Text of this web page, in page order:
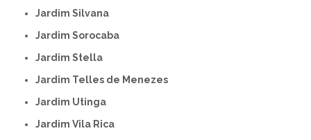
Jardim Silvana
Jardim Sorocaba
Jardim Stella
Jardim Telles de Menezes
Jardim Utinga
Jardim Vila Rica